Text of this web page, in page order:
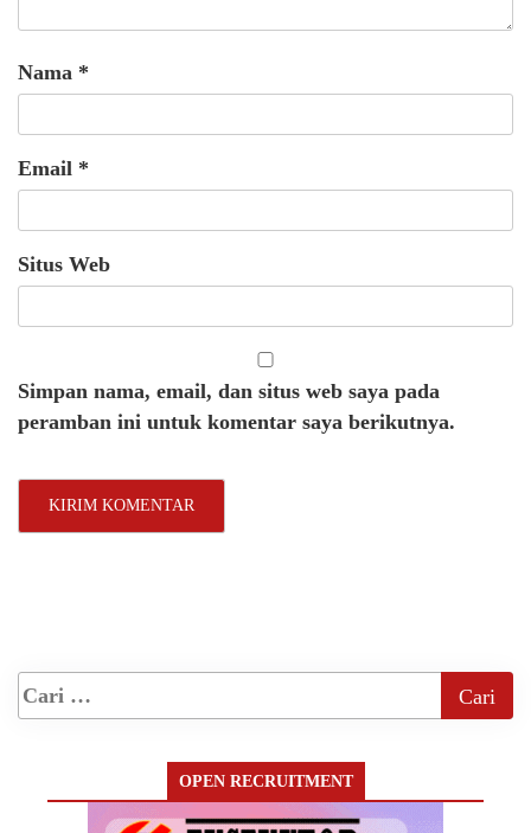
Nama *
Email *
Situs Web
Simpan nama, email, dan situs web saya pada
peramban ini untuk komentar saya berikutnya.
OPEN RECRUITMENT